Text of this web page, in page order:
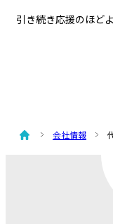
引き続き応援のほど
会社情報